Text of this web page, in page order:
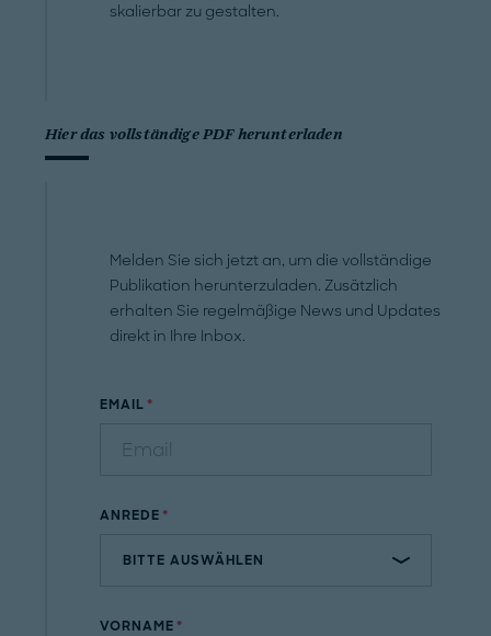
skalierbar zu gestalten.
Hier das vollständige PDF herunterladen
Melden Sie sich jetzt an, um die vollständige
Publikation herunterzuladen. Zusätzlich
erhalten Sie regelmäßige News und Updates
direkt in Ihre Inbox.
EMAIL
ANREDE
VORNAME